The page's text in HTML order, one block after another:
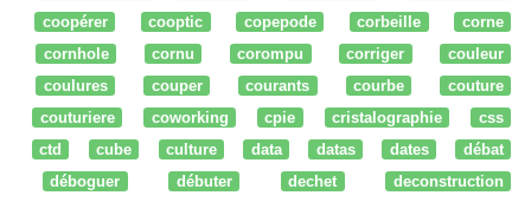
coopérer
cooptic copepode corbeille
corne
cornhole
cornu corompu corriger
couleur
coulures
couper courants courbe
couture
couturiere
coworking cpie cristalographie
css
ctd
cube culture data datas dates
débat
déboguer
débuter dechet
deconstruction